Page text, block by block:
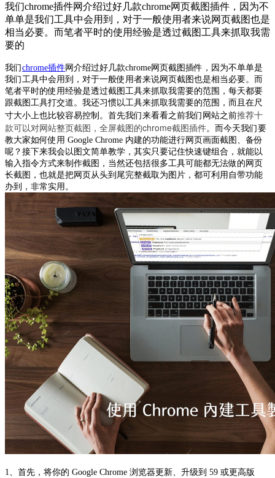
我们chrome插件网介绍过好几款chrome网页截图插件，因为不
单单是我们工具中会用到，对于一般使用者来说网页截图也是
相当必要。而笔者平时的使用经验是透过截图工具来抓取我需
要的
我们 chrome插件网介绍过好几款chrome网页截图插件，因为不单单是
我们工具中会用到，对于一般使用者来说网页截图也是相当必要。而
笔者平时的使用经验是透过截图工具来抓取我需要的范围，每天都要
跟截图工具打交道。我还习惯以工具来抓取我需要的范围，而且在尺
寸大小上也比较容易控制。首先我们来看看之前我们网站之前推荐十
款可以对网站整页截图，全屏截图的chrome截图插件。而今天我们要
教大家如何使用 Google Chrome 内建的功能进行网页画面截图、备份
呢？接下来我会以图文简单教学，其实只要记住快速键组合，就能以
输入指令方式来制作截图，当然还包括很多工具可能都无法做的网页
长截图，也就是把网页从头到尾完整截取为图片，都可利用自带功能
办到，非常实用。
1、首先，将你的 Google Chrome 浏览器更新、升级到 59 或更高版